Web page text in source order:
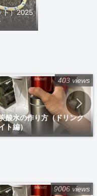
ト）2025
酸水の作り方（ドリンク
ト編）
403 views
9006 views